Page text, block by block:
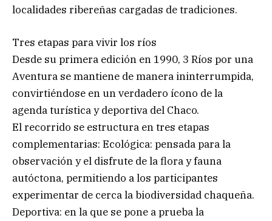
localidades ribereñas cargadas de tradiciones.
Tres etapas para vivir los ríos
Desde su primera edición en 1990, 3 Ríos por una
Aventura se mantiene de manera ininterrumpida,
convirtiéndose en un verdadero ícono de la
agenda turística y deportiva del Chaco.
El recorrido se estructura en tres etapas
complementarias: Ecológica: pensada para la
observación y el disfrute de la flora y fauna
autóctona, permitiendo a los participantes
experimentar de cerca la biodiversidad chaqueña.
Deportiva: en la que se pone a prueba la